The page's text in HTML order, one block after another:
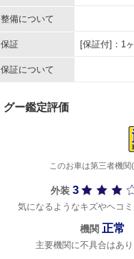
整備について
保証 [保証付]：1
保証について
グー鑑定評価
このお車は第三者機関
外装 3
気になるようなキズやヘコミ
機関 正常
主要機関に不具合はあり